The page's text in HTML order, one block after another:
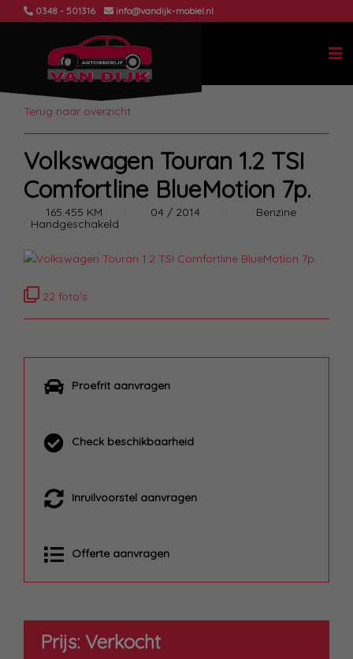
0348 - 501316 info@vandijk-mobiel.nl
Terug naar overzicht
Volkswagen Touran 1.2 TSI
Comfortline BlueMotion 7p.
165.455 KM 04 / 2014
Benzine
Handgeschakeld
22 foto's
Proefrit aanvragen
Check beschikbaarheid
Inruilvoorstel aanvragen
Offerte aanvragen
Prijs: Verkocht